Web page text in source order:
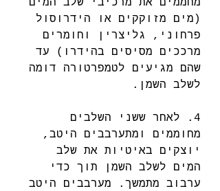
מחממים את מרכיבי שלב המים
(מים מזוקקים או הידרוסול
פרחוני, גליצרין וחומרים
מרככים מסיסים בהידרו) עד
שהם מגיעים לטמפרטורה דומה
לשלב השמן.
4. לאחר ששני השלבים
מחוממים ומתערבבים היטב,
יוצקים באיטיות את שלב
המים לשלב השמן תוך כדי
ערבוב מתמשך. מערבבים היטב